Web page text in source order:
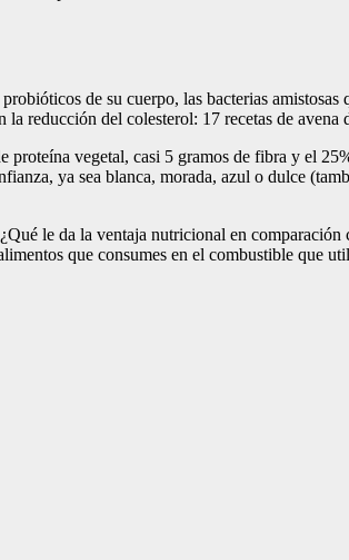
de su cuerpo, las bacterias
reducción del colesterol: 17 recetas de avena
proteína vegetal, casi 5 gramos de fibra y el
ya sea blanca, morada, azul o dulce
le da la ventaja nutricional en
que consumes en el combustible que